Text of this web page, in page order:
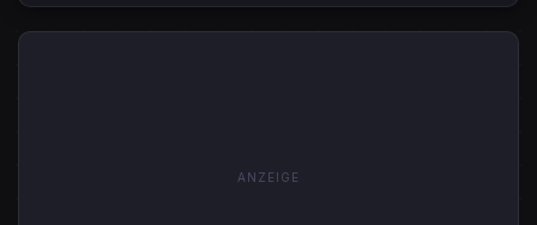
ANZEIGE